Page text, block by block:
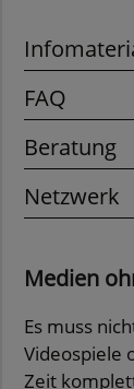
FAQ
Beratung
Netzwerk
Medien
Es muss
Videospiele
Zeit